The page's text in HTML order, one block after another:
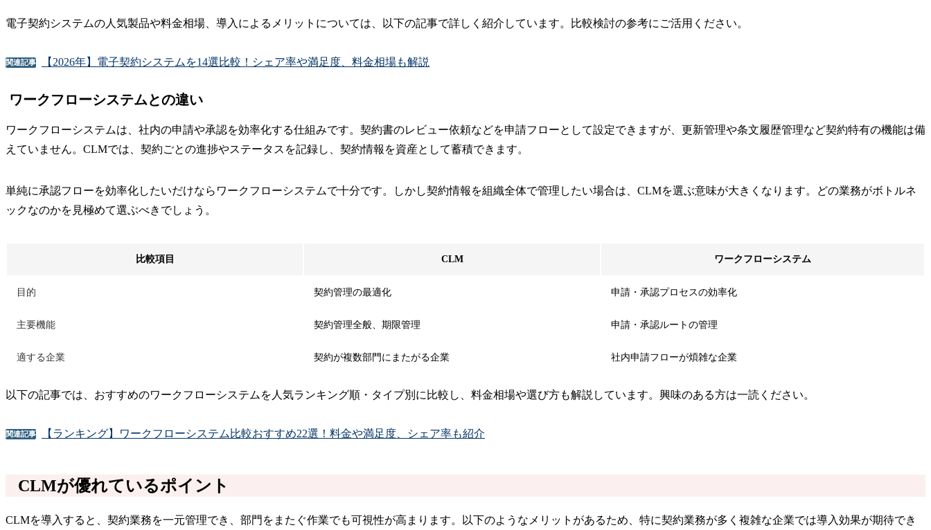
電子契約システムの人気製品や料金相場、導入によるメリットについては、以下の記事で詳しく紹介しています。比較検討の参考にご活用ください。
関連記事 【2026年】電子契約システムを14選比較！シェア率や満足度、料金相場も解説
ワークフローシステムとの違い
ワークフローシステムは、社内の申請や承認を効率化する仕組みです。契約書のレビュー依頼などを申請フローとして設定できますが、更新管理や条文履歴管理など契約特有の機能は備
えていません。CLMでは、契約ごとの進捗やステータスを記録し、契約情報を資産として蓄積できます。
単純に承認フローを効率化したいだけならワークフローシステムで十分です。しかし契約情報を組織全体で管理したい場合は、CLMを選ぶ意味が大きくなります。どの業務がボトルネ
ックなのかを見極めて選ぶべきでしょう。
比較項目 CLM ワークフローシステム
目的 契約管理の最適化 申請・承認プロセスの効率化
主要機能 契約管理全般、期限管理 申請・承認ルートの管理
適する企業 契約が複数部門にまたがる企業 社内申請フローが煩雑な企業
以下の記事では、おすすめのワークフローシステムを人気ランキング順・タイプ別に比較し、料金相場や選び方も解説しています。興味のある方は一読ください。
関連記事 【ランキング】ワークフローシステム比較おすすめ22選！料金や満足度、シェア率も紹介
CLMが優れているポイント
CLMを導入すると、契約業務を一元管理でき、部門をまたぐ作業でも可視性が高まります。以下のようなメリットがあるため、特に契約業務が多く複雑な企業では導入効果が期待でき